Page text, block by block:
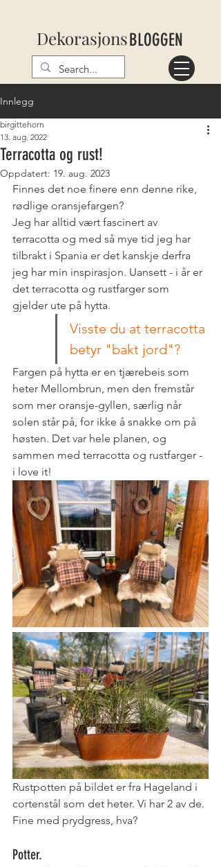
DekorasjonsBLOGGEN
Innlegg
Terracotta og rust!
birgittehorn
13. aug. 2022
Oppdatert: 19. aug. 2023
Finnes det noe finere enn denne rike,
rødlige oransjefargen?
Jeg har alltid vært fascinert av
terracotta og med så mye tid jeg har
tilbrakt i Spania er det kanskje derfra
jeg har min inspirasjon. Uansett - i år er
det terracotta og rustfarger som
gjelder ute på hytta.
Visste du at terracotta
betyr "bakt jord"?
Fargen på hytta er en tjærebeis som
heter Mellombrun, men den fremstår
som mer oransje-gyllen, særlig når
solen står på, for ikke å snakke om på
høsten. Det var hele planen, og
sammen med terracotta og rustfarger -
i love it!
Rustpotten på bildet er fra Hageland i
cortenstål som det heter. Vi har 2 av de.
Fine med prydgress, hva?
Potter.